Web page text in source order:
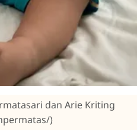
dan Arie Kriting
)